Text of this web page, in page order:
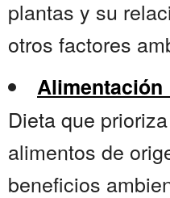
plantas y su
otros factores
Alimentación
Dieta que
alimentos de
beneficios